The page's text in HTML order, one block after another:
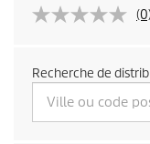
Recherche de